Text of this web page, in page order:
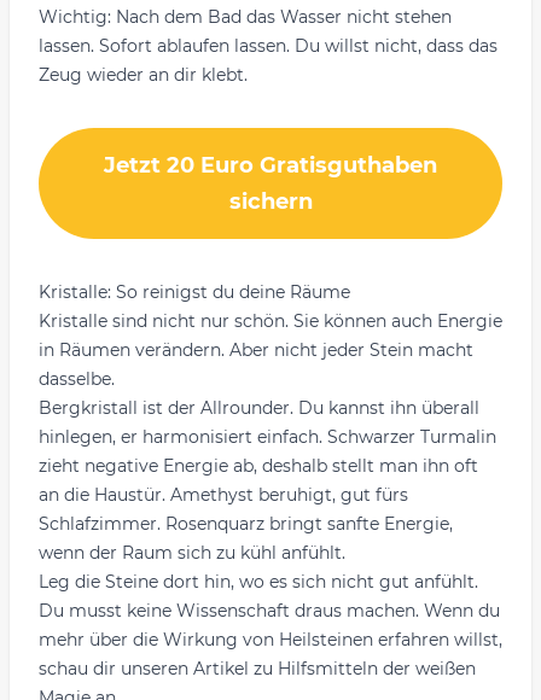
Wichtig: Nach dem Bad das Wasser nicht stehen
lassen. Sofort ablaufen lassen. Du willst nicht, dass das
Zeug wieder an dir klebt.
Jetzt 20 Euro Gratisguthaben
sichern
Kristalle: So reinigst du deine Räume
Kristalle sind nicht nur schön. Sie können auch Energie
in Räumen verändern. Aber nicht jeder Stein macht
dasselbe.
Bergkristall ist der Allrounder. Du kannst ihn überall
hinlegen, er harmonisiert einfach. Schwarzer Turmalin
zieht negative Energie ab, deshalb stellt man ihn oft
an die Haustür. Amethyst beruhigt, gut fürs
Schlafzimmer. Rosenquarz bringt sanfte Energie,
wenn der Raum sich zu kühl anfühlt.
Leg die Steine dort hin, wo es sich nicht gut anfühlt.
Du musst keine Wissenschaft draus machen. Wenn du
mehr über die Wirkung von Heilsteinen erfahren willst,
schau dir unseren Artikel zu Hilfsmitteln der weißen